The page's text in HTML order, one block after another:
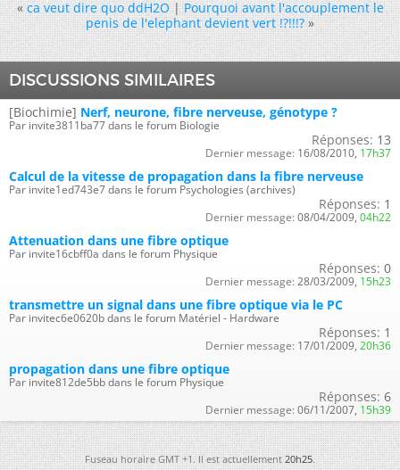
« ca veut dire quo ddH2O|Pourquoi avant l'accouplement le
penis de l'elephant devient vert !?!!!? »
DISCUSSIONS SIMILAIRES
[Biochimie] Nerf, neurone, fibre nerveuse, génotype ?
Par invite3811ba77 dans le forum Biologie
Réponses: 13
Dernier message: 16/08/2010, 17h37
Calcul de la vitesse de propagation dans la fibre nerveuse
Par invite1ed743e7 dans le forum Psychologies (archives)
Réponses: 1
Dernier message: 08/04/2009, 04h22
Attenuation dans une fibre optique
Par invite16cbff0a dans le forum Physique
Réponses: 0
Dernier message: 28/03/2009, 15h23
transmettre un signal dans une fibre optique via le PC
Par invitec6e0620b dans le forum Matériel - Hardware
Réponses: 1
Dernier message: 17/01/2009, 20h36
propagation dans une fibre optique
Par invite812de5bb dans le forum Physique
Réponses: 6
Dernier message: 06/11/2007, 15h39
Fuseau horaire GMT +1. Il est actuellement20h25.